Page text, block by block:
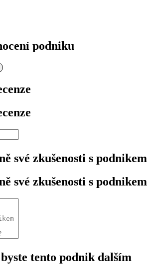
podniku
své zkušenosti s podnikem
své zkušenosti s podnikem
tento podnik dalším